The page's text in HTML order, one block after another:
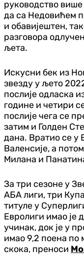
руководство више
да са Недовићем
и обавијештен,
разговора
љета.
Искусни бек из
звезду у љето
послије одласка
године и четири
послије чега се
затим и Голден
дана. Вратио се у
Валенсије, а
Милана и
За три сезоне у
АБА лиги, три
титуле у
Евролиги имао је
учинак, док је у
имао 9,2 поена по
скока, преноси